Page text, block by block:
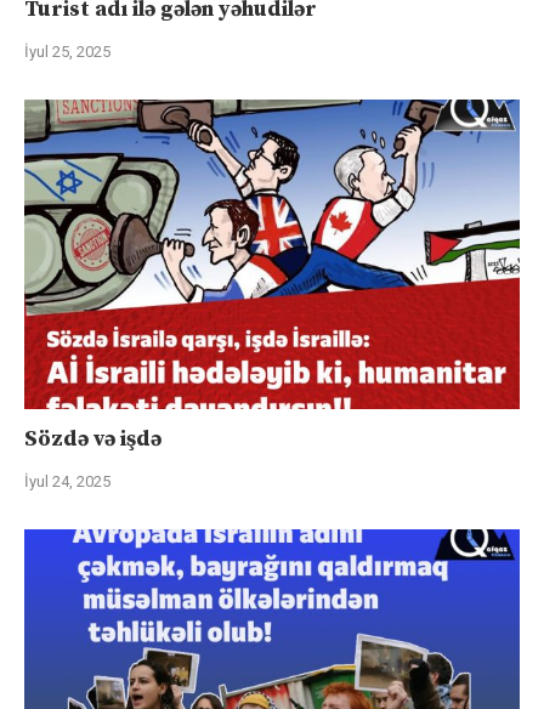
Turist adı ilə gələn yəhudilər
İyul 25, 2025
Sözdə və işdə
İyul 24, 2025